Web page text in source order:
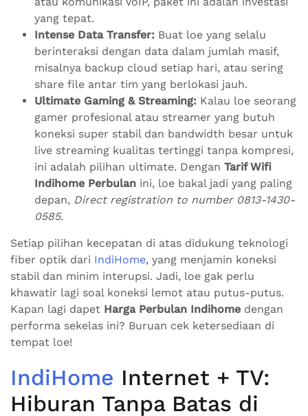
yang tepat.
Intense Data Transfer: Buat loe yang selalu
berinteraksi dengan data dalam jumlah masif,
misalnya backup cloud setiap hari, atau sering
share file antar tim yang berlokasi jauh.
Ultimate Gaming & Streaming: Kalau loe seorang
gamer profesional atau streamer yang butuh
koneksi super stabil dan bandwidth besar untuk
live streaming kualitas tertinggi tanpa kompresi,
ini adalah pilihan ultimate. Dengan Tarif Wifi
Indihome Perbulan ini, loe bakal jadi yang paling
depan, Direct registration to number 0813-1430-
0585.
Setiap pilihan kecepatan di atas didukung teknologi
fiber optik dari IndiHome, yang menjamin koneksi
stabil dan minim interupsi. Jadi, loe gak perlu
khawatir lagi soal koneksi lemot atau putus-putus.
Kapan lagi dapet Harga Perbulan Indihome dengan
performa sekelas ini? Buruan cek ketersediaan di
tempat loe!
IndiHome Internet + TV:
Hiburan Tanpa Batas di